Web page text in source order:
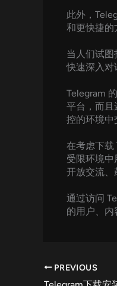
此外，
和更快捷的
当人们试
快速深入对
Telegram
平台，而且
控的环境中
在考虑下
受限环境
开放交流、
通过访问
的用户、内
PREVIOUS